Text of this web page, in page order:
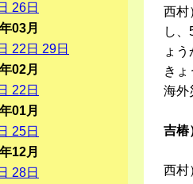
西村
し
ょう
き
海外
吉椿
西村
26日
03月
22 日 29日
02月
22 日
01月
25日
12月
28日